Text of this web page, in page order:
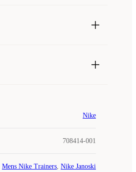
Nike
708414-001
Mens Nike Trainers, Nike Janoski